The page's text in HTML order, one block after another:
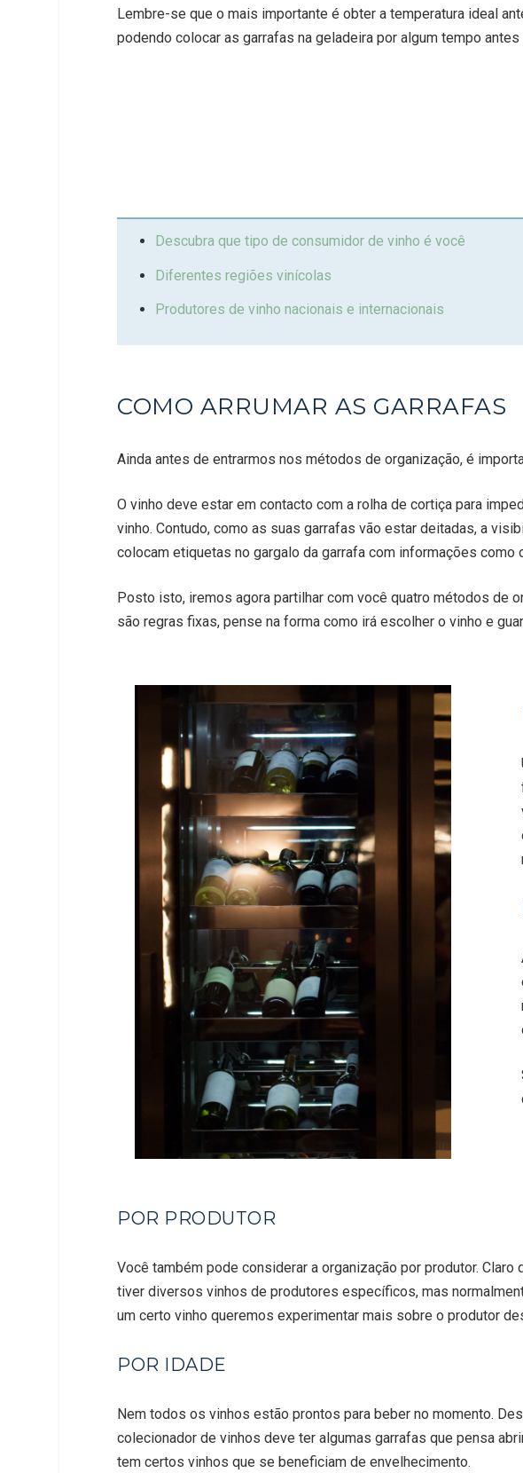
Lembre-se que o mais importante é obter a temperatura ideal
podendo colocar as garrafas na geladeira por algum tempo antes
Descubra que tipo de consumidor de vinho é você
Diferentes regiões vinícolas
Produtores de vinho nacionais e internacionais
COMO ARRUMAR AS GARRAFAS
Ainda antes de entrarmos nos métodos de organização, é
O vinho deve estar em contacto com a rolha de cortiça para
vinho. Contudo, como as suas garrafas vão estar deitadas, a
colocam etiquetas no gargalo da garrafa com informações como
Posto isto, iremos agora partilhar com você quatro métodos de
são regras fixas, pense na forma como irá escolher o vinho e
POR PRODUTOR
Você também pode considerar a organização por produtor.
tiver diversos vinhos de produtores específicos, mas
um certo vinho queremos experimentar mais sobre o produtor
POR IDADE
Nem todos os vinhos estão prontos para beber no momento.
colecionador de vinhos deve ter algumas garrafas que pensa
tem certos vinhos que se beneficiam de envelhecimento.